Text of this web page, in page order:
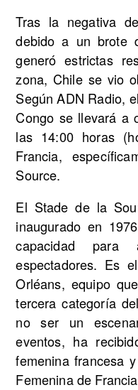
Tras la negativa
debido a un brote
generó estrictas
zona, Chile se vio
Según ADN Radio,
Congo se llevará a
las 14:00 horas
Francia,
Source.
El Stade de la
inaugurado en
capacidad para
espectadores. Es
Orléans, equipo
tercera categoría
no ser un
eventos, ha
femenina francesa
Femenina de